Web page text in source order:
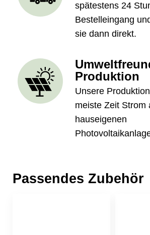
spätestens 24
Bestelleingang
sie dann direkt.
Produktion
Unsere
meiste Zeit Strom
hauseigenen
Passendes Zubehör